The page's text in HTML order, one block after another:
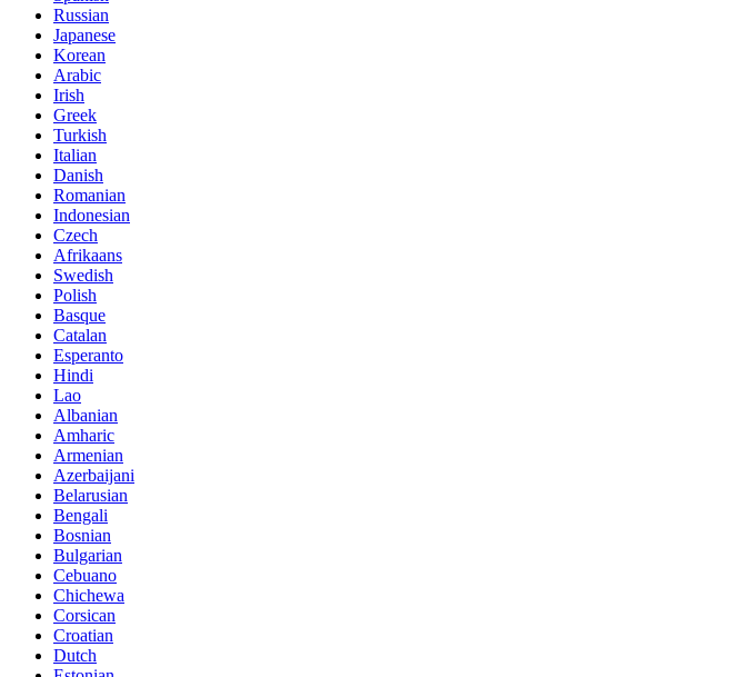
Russian
Japanese
Korean
Arabic
Irish
Greek
Turkish
Italian
Danish
Romanian
Indonesian
Czech
Afrikaans
Swedish
Polish
Basque
Catalan
Esperanto
Hindi
Lao
Albanian
Amharic
Armenian
Azerbaijani
Belarusian
Bengali
Bosnian
Bulgarian
Cebuano
Chichewa
Corsican
Croatian
Dutch